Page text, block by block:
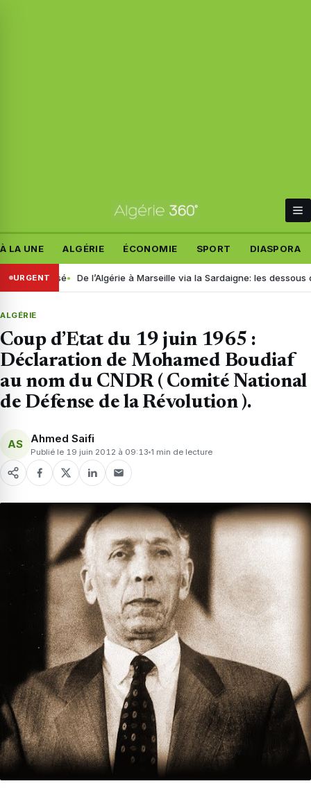
À LA UNE ALGÉRIE ÉCONOMIE SPORT DIASPORA
URGENTDe l’Algérie à Marseille via la Sardaigne: les dessous d’un
ALGÉRIE
Coup d’Etat du 19 juin 1965 :
Déclaration de Mohamed Boudiaf
au nom du CNDR ( Comité National
de Défense de la Révolution ).
AS Ahmed Saifi
Publié le 19 juin 2012 à 09:13 1 min de lecture